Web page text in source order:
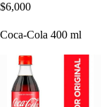
$6,000
Coca-Cola 400 ml